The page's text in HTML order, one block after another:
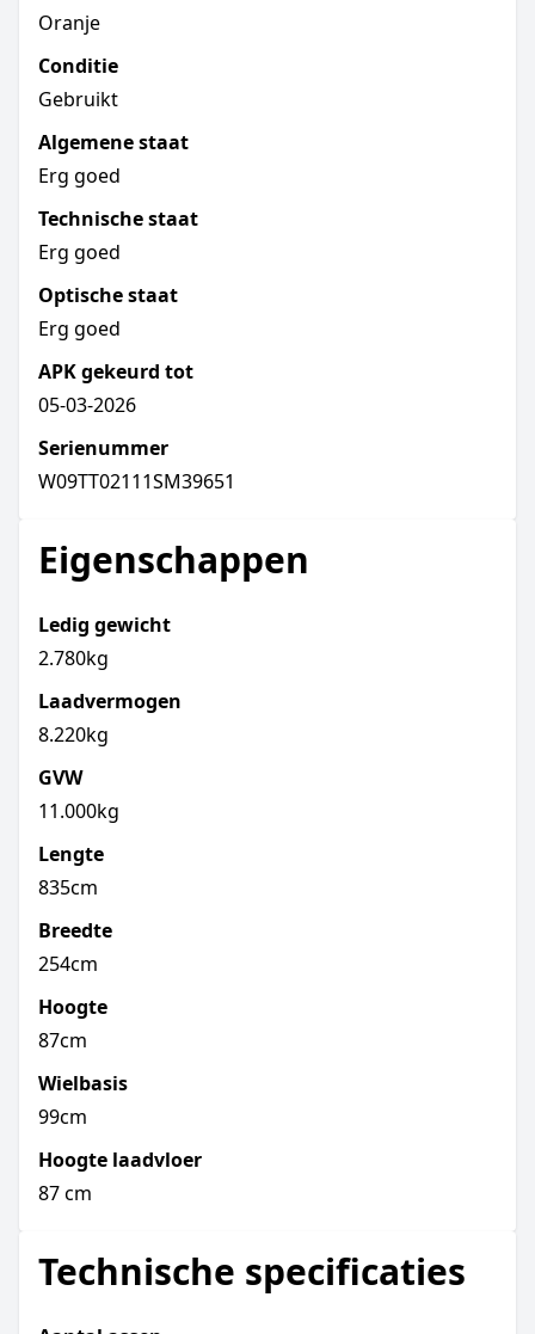
Oranje
Conditie
Gebruikt
Algemene staat
Erg goed
Technische staat
Erg goed
Optische staat
Erg goed
APK gekeurd tot
05-03-2026
Serienummer
W09TT02111SM39651
Eigenschappen
Ledig gewicht
2.780kg
Laadvermogen
8.220kg
GVW
11.000kg
Lengte
835cm
Breedte
254cm
Hoogte
87cm
Wielbasis
99cm
Hoogte laadvloer
87 cm
Technische specificaties